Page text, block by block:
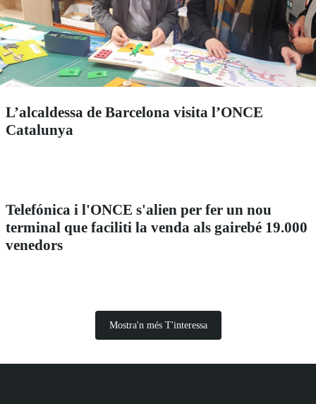
L’alcaldessa de Barcelona visita l’ONCE
Catalunya
Telefónica i l'ONCE s'alien per fer un nou
terminal que faciliti la venda als gairebé 19.000
venedors
Mostra'n més T'interessa